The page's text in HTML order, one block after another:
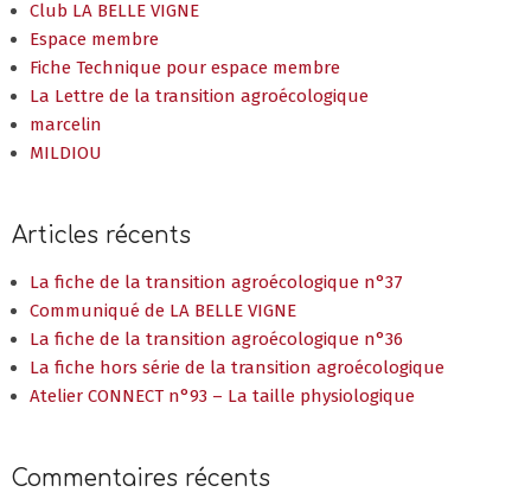
Club LA BELLE VIGNE
Espace membre
Fiche Technique pour espace membre
La Lettre de la transition agroécologique
marcelin
MILDIOU
Articles récents
La fiche de la transition agroécologique n°37
Communiqué de LA BELLE VIGNE
La fiche de la transition agroécologique n°36
La fiche hors série de la transition agroécologique
Atelier CONNECT n°93 – La taille physiologique
Commentaires récents